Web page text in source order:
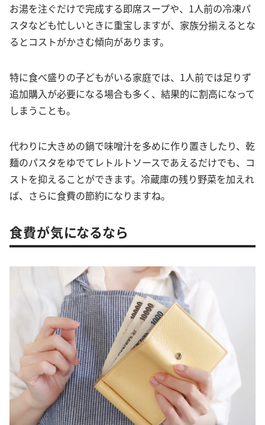
お湯を注ぐだけで完成する即席スープや、1人前の冷凍パ
スタなども忙しいときに重宝しますが、家族分揃えるとな
るとコストがかさむ傾向があります。
特に食べ盛りの子どもがいる家庭では、1人前では足りず
追加購入が必要になる場合も多く、結果的に割高になって
しまうことも。
代わりに大きめの鍋で味噌汁を多めに作り置きしたり、乾
麺のパスタをゆでてレトルトソースであえるだけでも、コ
ストを抑えることができます。冷蔵庫の残り野菜を加えれ
ば、さらに食費の節約になりますね。
食費が気になるなら